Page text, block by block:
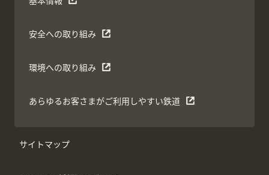
安全への取り組み
環境への取り組み
あらゆるお客さまがご利用しやすい鉄道
サイトマップ